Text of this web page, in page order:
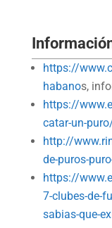
https://
habanos,
https://
catar-un-
http://
de-puros-
https://
7-clubes-de-
sabias-que-